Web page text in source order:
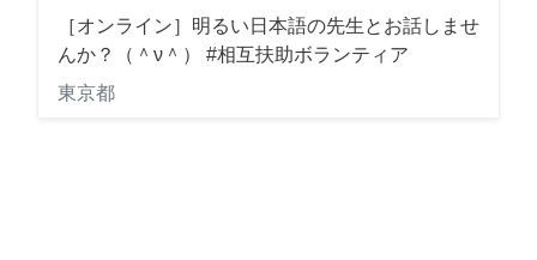
［オンライン］明るい日本語の先生とお話しませ
んか？（＾ν＾） #相互扶助ボランティア
東京都